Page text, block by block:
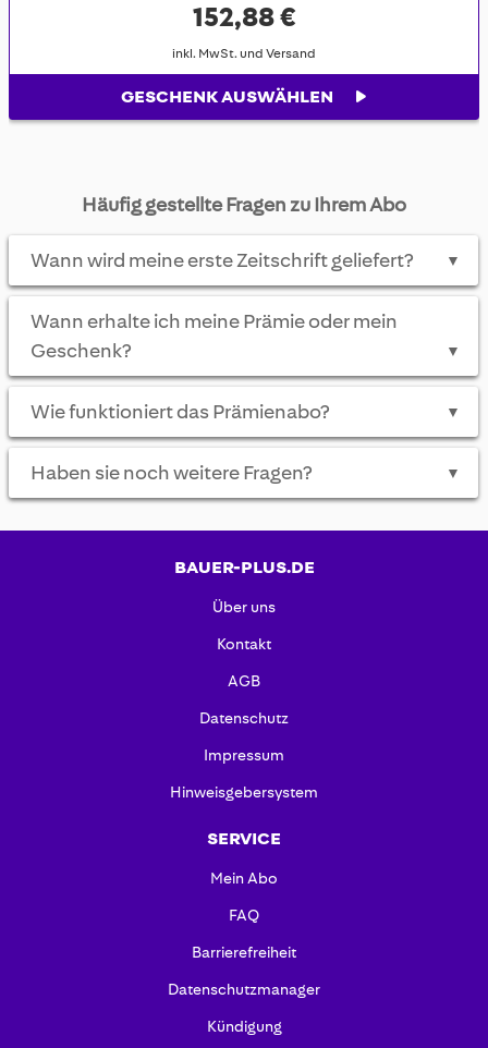
152,88 €
inkl. MwSt. und Versand
GESCHENK AUSWÄHLEN
Häufig gestellte Fragen zu Ihrem Abo
Wann wird meine erste Zeitschrift geliefert? ▼
Wann erhalte ich meine Prämie oder mein
Geschenk?
▼
Wie funktioniert das Prämienabo? ▼
Haben sie noch weitere Fragen? ▼
BAUER-PLUS.DE
Über uns
Kontakt
AGB
Datenschutz
Impressum
Hinweisgebersystem
SERVICE
Mein Abo
FAQ
Barrierefreiheit
Datenschutzmanager
Kündigung